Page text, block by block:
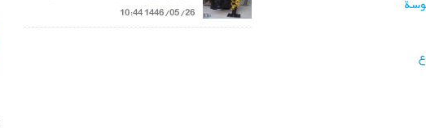
المعدنية
1446/05/26
10:44